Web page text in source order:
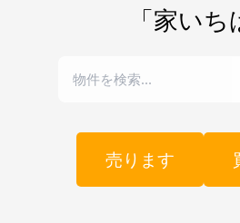
「家いち
売ります